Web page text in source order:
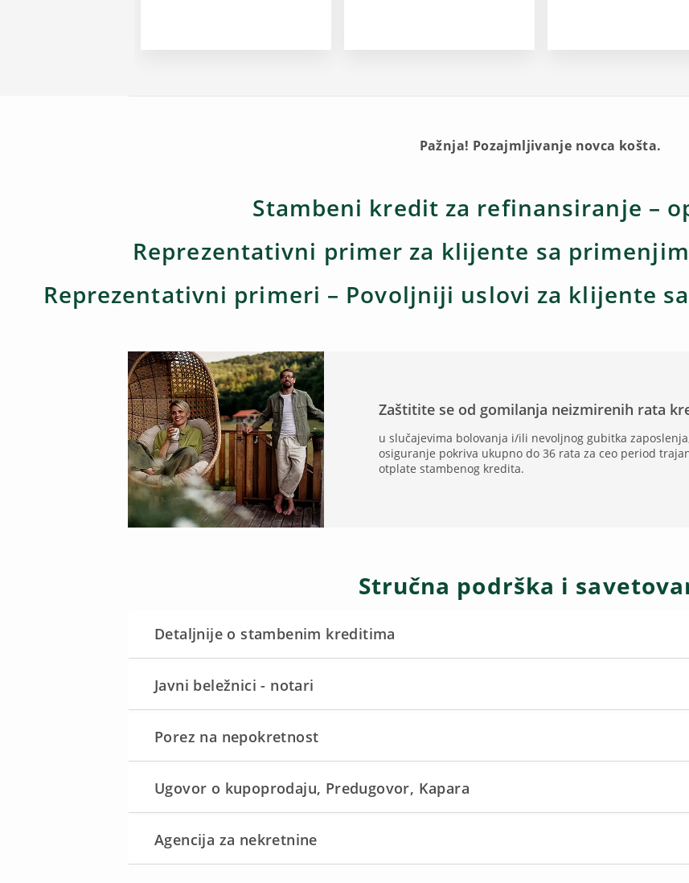
Pažnja! Pozajmljivanje novca košta.
Stambeni kredit za refinansiranje –
Reprezentativni primer za klijente sa
Reprezentativni primeri – Povoljniji uslovi za klijente
Zaštitite se od gomilanja neizmirenih rata
u slučajevima bolovanja i/ili nevoljnog gubitka
osiguranje pokriva ukupno do 36 rata za ceo period
otplate stambenog kredita.
Stručna podrška i
Detaljnije o stambenim kreditima
Javni beležnici - notari
Porez na nepokretnost
Ugovor o kupoprodaju, Predugovor, Kapara
Agencija za nekretnine